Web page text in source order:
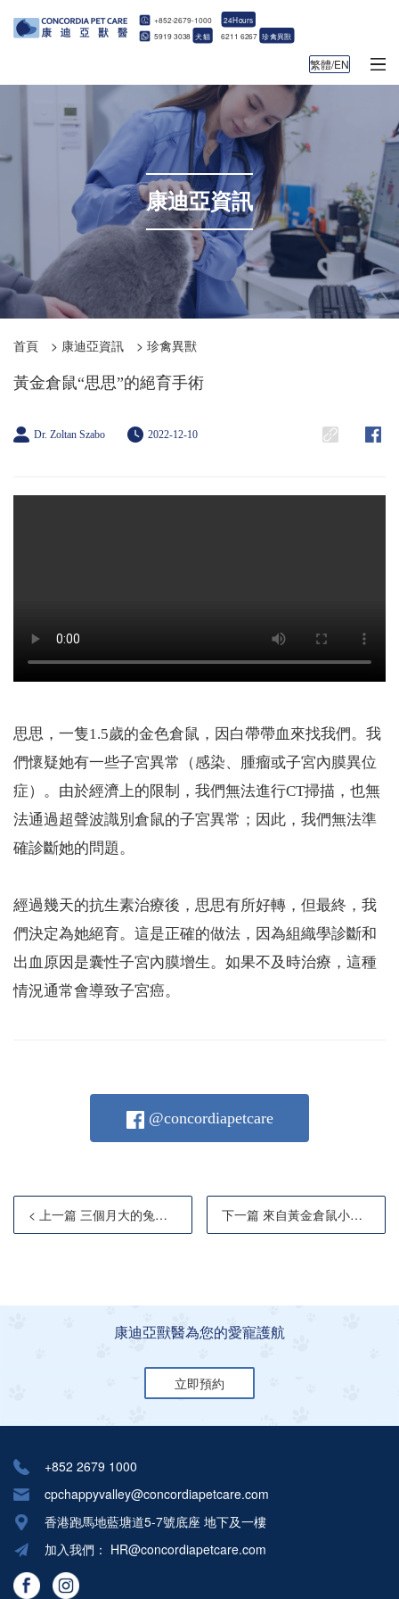
+852-2679-1000 24Hours
5919 3038 犬貓 6211 6267 珍禽異獸
繁體/EN
康迪亞資訊
首頁 > 康迪亞資訊 > 珍禽異獸
黃金倉鼠“思思”的絕育手術
Dr. Zoltan Szabo 2022-12-10
思思，一隻1.5歲的金色倉鼠，因白帶帶血來找我們。我
們懷疑她有一些子宮異常（感染、腫瘤或子宮內膜異位
症）。由於經濟上的限制，我們無法進行CT掃描，也無
法通過超聲波識別倉鼠的子宮異常；因此，我們無法準
確診斷她的問題。
經過幾天的抗生素治療後，思思有所好轉，但最終，我
們決定為她絕育。這是正確的做法，因為組織學診斷和
出血原因是囊性子宮內膜增生。如果不及時治療，這種
情況通常會導致子宮癌。
@concordiapetcare
< 上一篇 三個月大的兔寶“Chubby”的骨折修復手術 下一篇 來自黃金倉鼠小葵 (Siu Kwai) 媽媽的感謝禮物！
康迪亞獸醫為您的愛寵護航
立即預約
+852 2679 1000
cpchappyvalley@concordiapetcare.com
香港跑馬地藍塘道5-7號底座 地下及一樓
加入我們： HR@concordiapetcare.com